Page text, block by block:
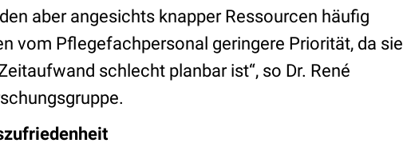
aber angesichts knapper Ressourcen häufig
vom Pflegefachpersonal geringere Priorität, da sie
schlecht planbar ist“, so Dr. René